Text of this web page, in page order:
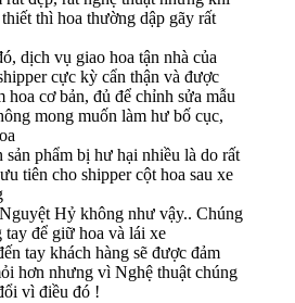
thì hoa thường dập gãy rất
dịch vụ giao hoa tận nhà của
cực kỳ cẩn thận và được
hoa cơ bản, đủ để chỉnh sửa mẫu
mong muốn làm hư bố cục,
sản phẩm bị hư hại nhiều là do rất
tiên cho shipper cột hoa sau xe
Hỷ không như vậy.. Chúng
để giữ hoa và lái xe
tay khách hàng sẽ được đảm
hơn nhưng vì Nghệ thuật chúng
vì điều đó !